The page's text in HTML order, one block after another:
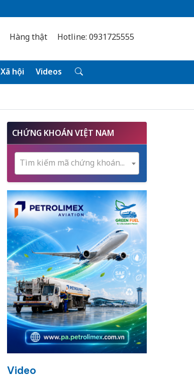
Hàng thật Hotline: 0931725555
Xã hội Videos
CHỨNG KHOÁN VIỆT NAM
Tìm kiếm mã chứng khoán...
Video